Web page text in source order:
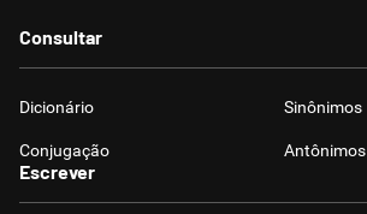
Consultar
Dicionário Sinônimos
Conjugação Antônimos
Escrever